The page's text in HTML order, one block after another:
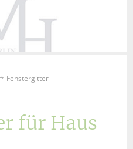
Fenstergitter
für Haus